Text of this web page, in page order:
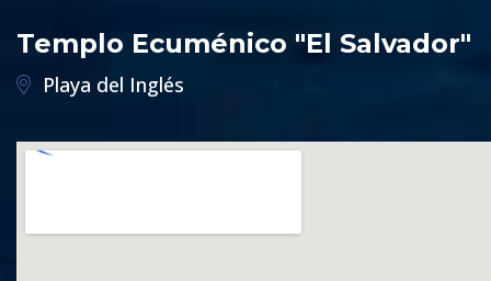
Templo Ecuménico "El Salvador"
Playa del Inglés